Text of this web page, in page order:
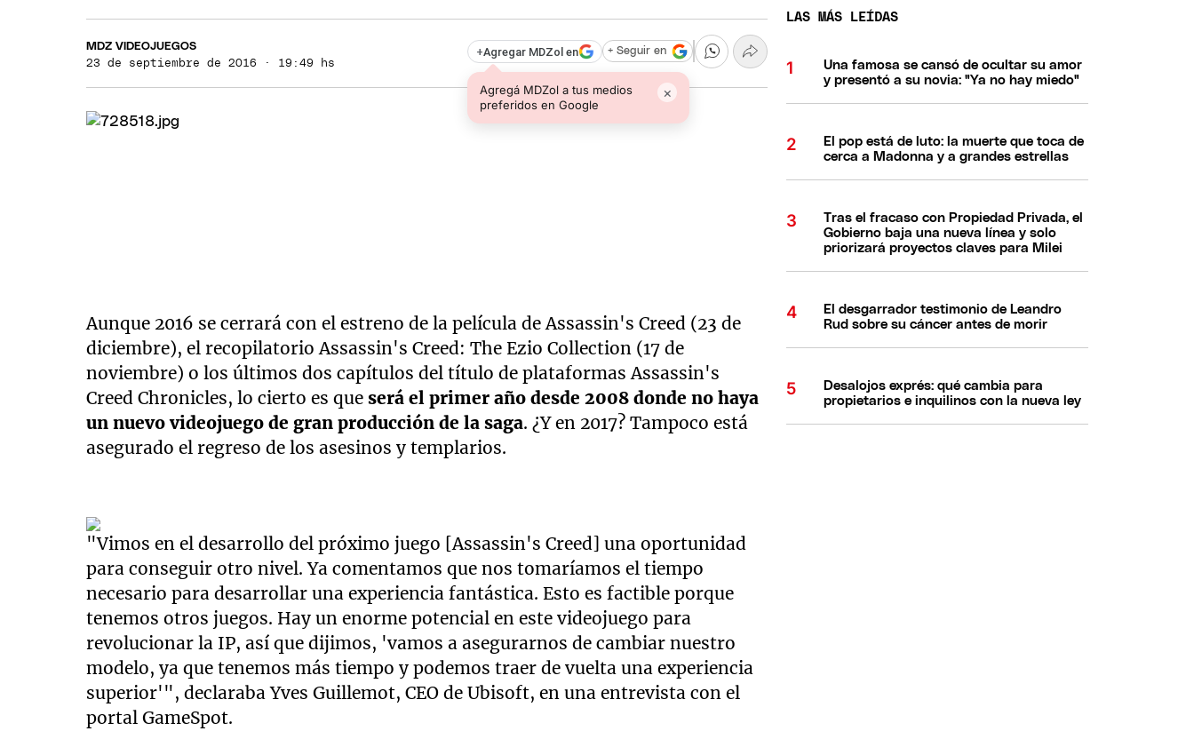
MDZ VIDEOJUEGOS
23 de septiembre de 2016 · 19:49 hs
+Agregar MDZol en
Agregá MDZol a tus medios
preferidos en Google
×
+ Seguir en
Aunque 2016 se cerrará con el estreno de la película de Assassin's Creed (23 de
diciembre), el recopilatorio Assassin's Creed: The Ezio Collection (17 de
noviembre) o los últimos dos capítulos del título de plataformas Assassin's
Creed Chronicles, lo cierto es queserá el primer año desde 2008 donde no haya
un nuevo videojuego de gran producción de la saga. ¿Y en 2017? Tampoco está
asegurado el regreso de los asesinos y templarios.
"Vimos en el desarrollo del próximo juego [Assassin's Creed] una oportunidad
para conseguir otro nivel. Ya comentamos que nos tomaríamos el tiempo
necesario para desarrollar una experiencia fantástica. Esto es factible porque
tenemos otros juegos. Hay un enorme potencial en este videojuego para
revolucionar la IP, así que dijimos, 'vamos a asegurarnos de cambiar nuestro
modelo, ya que tenemos más tiempo y podemos traer de vuelta una experiencia
superior'", declaraba Yves Guillemot, CEO de Ubisoft, en una entrevista con el
portal GameSpot.
LAS MÁS LEÍDAS
Una famosa se cansó de ocultar su amor
y presentó a su novia: "Ya no hay miedo"
El pop está de luto: la muerte que toca de
cerca a Madonna y a grandes estrellas
Tras el fracaso con Propiedad Privada, el
Gobierno baja una nueva línea y solo
priorizará proyectos claves para Milei
El desgarrador testimonio de Leandro
Rud sobre su cáncer antes de morir
Desalojos exprés: qué cambia para
propietarios e inquilinos con la nueva ley